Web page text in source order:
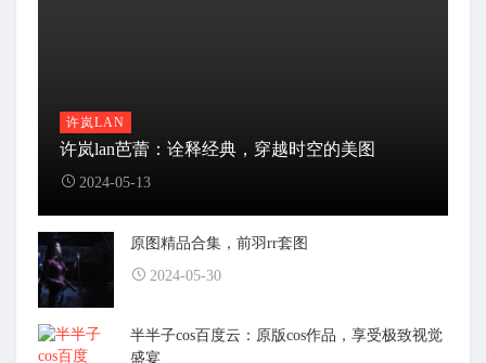
许岚LAN
许岚lan芭蕾：诠释经典，穿越时空的美图
2024-05-13
原图精品合集，前羽rr套图
2024-05-30
半半子cos百度云：原版cos作品，享受极致视觉
盛宴